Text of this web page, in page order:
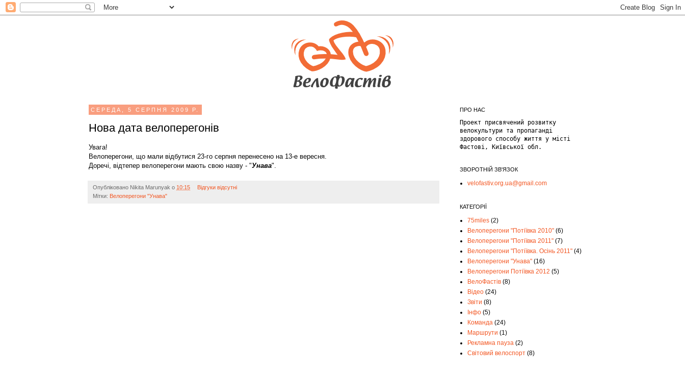
СЕРЕДА, 5 СЕРПНЯ 2009 Р.
Нова дата велоперегонів
Увага!
Велоперегони, що мали відбутися 23-го серпня перенесено на 13-е вересня.
Доречі, відтепер велоперегони мають свою назву - "Унава".
Опубліковано Nikita Marunyak о 10:15
Відгуки відсутні
Мітки: Велоперегони "Унава"
ПРО НАС
Проект присвячений розвитку
велокультури та пропаганді
здорового способу життя у місті
Фастові, Київської обл.
ЗВОРОТНІЙ ЗВ'ЯЗОК
velofastiv.org.ua@gmail.com
КАТЕГОРІЇ
75miles (2)
Велоперегони "Потіївка 2010" (6)
Велоперегони "Потіївка 2011" (7)
Велоперегони "Потіївка. Осінь 2011" (4)
Велоперегони "Унава" (16)
Велоперегони Потіївка 2012 (5)
ВелоФастів (8)
Відео (24)
Звіти (8)
Інфо (5)
Команда (24)
Маршрути (1)
Рекламна пауза (2)
Світовий велоспорт (8)